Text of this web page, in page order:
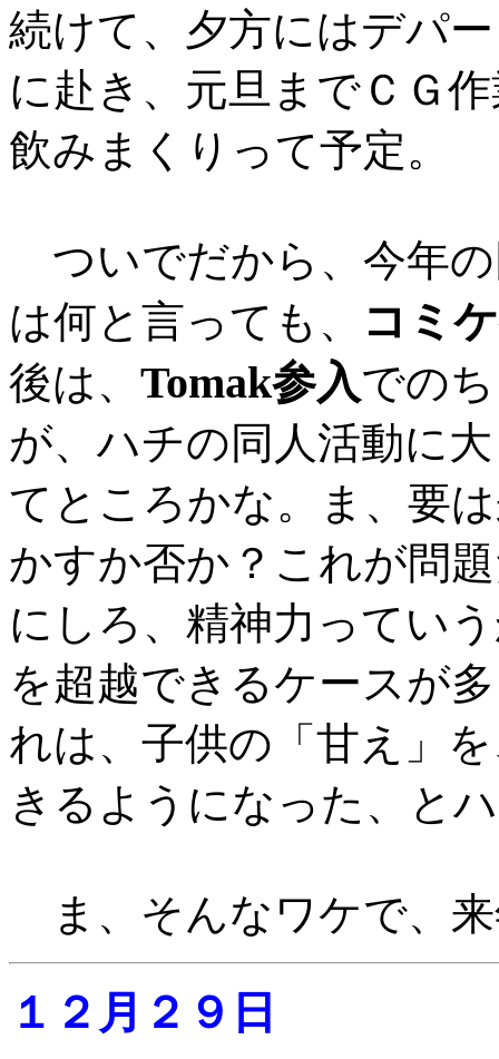
続けて、夕方にはデパ
に赴き、元旦までＣＧ
飲みまくりって予定。
ついでだから、今年
は何と言っても、
コミ
後は、 Tomak参入での
が、ハチの同人活動に
てところかな。ま、要
かすか否か？これが問
にしろ、精神力ってい
を超越できるケースが
れは、子供の「甘え」
きるようになった、と
ま、そんなワケで、
１２月２９日